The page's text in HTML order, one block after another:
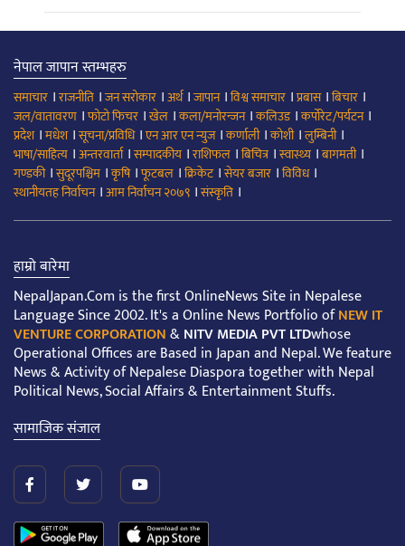
नेपाल जापान स्तम्भहरु
समाचार ।राजनीति ।जन सरोकार ।अर्थ।जापान।विश्व समाचार ।प्रबास।बिचार ।
जल/वातावरण ।फोटो फिचर ।खेल ।कला/मनोरन्जन।कलिउड।कर्पोरेट/पर्यटन।
प्रदेश।मधेश।सूचना/प्रविधि।एन आर एन न्युज।कर्णाली।कोशी।लुम्बिनी।
भाषा/साहित्य ।अन्तरवार्ता।सम्पादकीय ।राशिफल ।बिचित्र।स्वास्थ्य ।बागमती।
गण्डकी।सुदूरपश्चिम ।कृषि।फूटबल ।क्रिकेट।सेयर बजार ।विविध।
स्थानीयतह निर्वाचन।आम निर्वाचन २०७९ ।संस्कृति ।
हाम्रो बारेमा
NepalJapan.Com is the first OnlineNews Site in Nepalese
Language Since 2002. It's a Online News Portfolio ofNEW IT
VENTURE CORPORATION&NITV MEDIA PVT LTDwhose
Operational Offices are Based in Japan and Nepal. We feature
News & Activity of Nepalese Diaspora together with Nepal
Political News, Social Affairs & Entertainment Stuffs.
सामाजिक संजाल